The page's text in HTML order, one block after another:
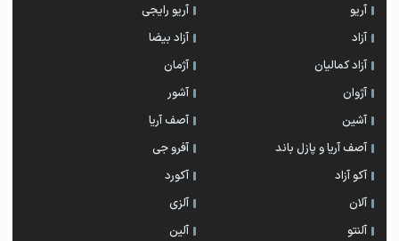
آریو
آریو رایجی
آزاد
آزاد بیضا
آزاد کمالیان
آژمان
آژوان
آشور
آشین
آصف آریا
آصف آریا و پازل باند
آفرو جی
آکو آزاد
آکورد
آلان
آلزی
آلنتو
آلین